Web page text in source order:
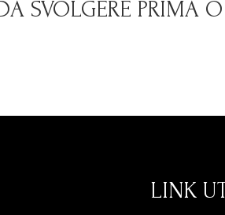
SVOLGERE PRIMA
LINK